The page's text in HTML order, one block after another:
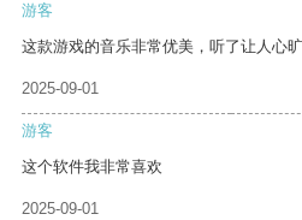
游客
这款游戏的音乐非常优美，听了让人心旷
2025-09-01
游客
这个软件我非常喜欢
2025-09-01